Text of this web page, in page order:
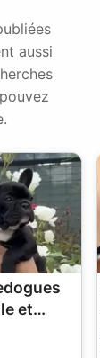
aussi
et